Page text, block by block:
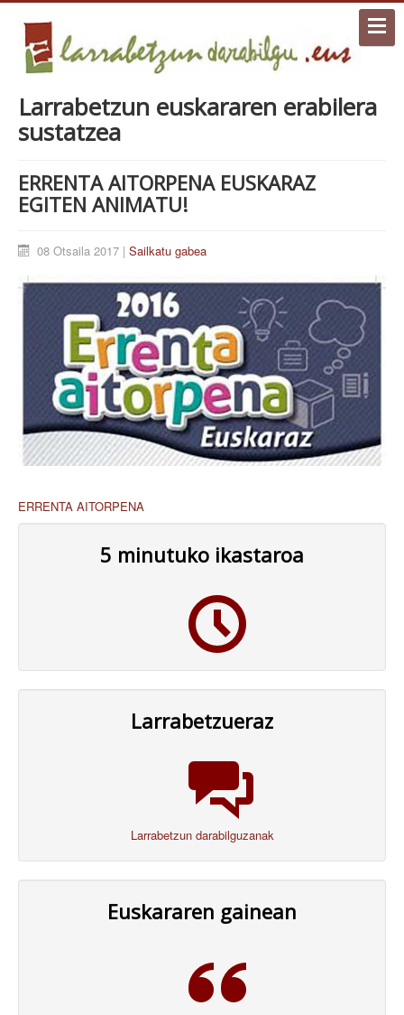
Larrabetzun euskararen erabilera
sustatzea
ERRENTA AITORPENA EUSKARAZ
EGITEN ANIMATU!
08 Otsaila 2017 |Sailkatu gabea
ERRENTA AITORPENA
5 minutuko ikastaroa
Larrabetzueraz
Larrabetzun darabilguzanak
Euskararen gainean